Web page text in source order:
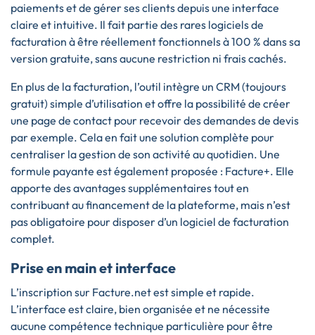
paiements et de gérer ses clients depuis une interface
claire et intuitive. Il fait partie des rares logiciels de
facturation à être réellement fonctionnels à 100 % dans sa
version gratuite, sans aucune restriction ni frais cachés.
En plus de la facturation, l’outil intègre un CRM (toujours
gratuit) simple d’utilisation et offre la possibilité de créer
une page de contact pour recevoir des demandes de devis
par exemple. Cela en fait une solution complète pour
centraliser la gestion de son activité au quotidien. Une
formule payante est également proposée : Facture+. Elle
apporte des avantages supplémentaires tout en
contribuant au financement de la plateforme, mais n’est
pas obligatoire pour disposer d’un logiciel de facturation
complet.
Prise en main et interface
L’inscription sur Facture.net est simple et rapide.
L’interface est claire, bien organisée et ne nécessite
aucune compétence technique particulière pour être